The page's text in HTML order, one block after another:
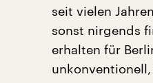
seit vielen
sonst nirgends
erhalten für
unkonventionell,